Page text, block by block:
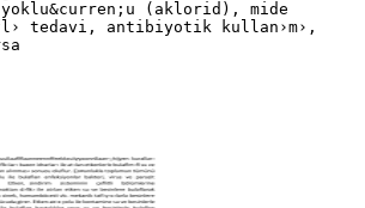
(aklorid), mide
tedavi, antibiyotik kullan›m›,